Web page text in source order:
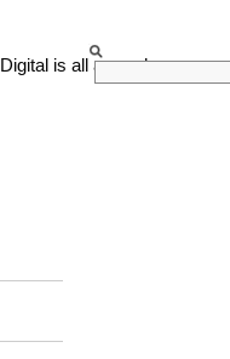
Digital is all around